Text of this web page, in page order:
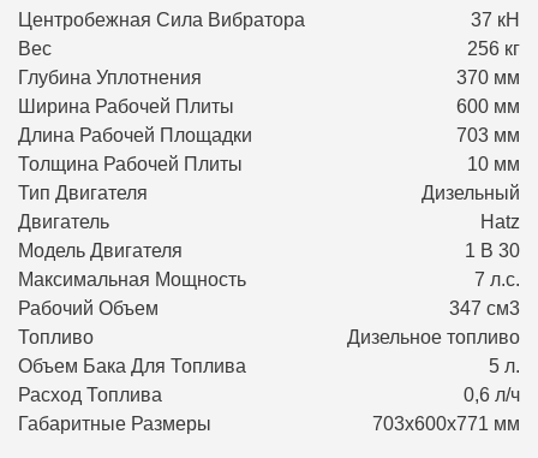
Центробежная Сила Вибратора
37 кН
Вес
256 кг
Глубина Уплотнения
370 мм
Ширина Рабочей Плиты
600 мм
Длина Рабочей Площадки
703 мм
Толщина Рабочей Плиты
10 мм
Тип Двигателя
Дизельный
Двигатель
Hatz
Модель Двигателя
1 В 30
Максимальная Мощность
7 л.с.
Рабочий Объем
347 см3
Топливо
Дизельное топливо
Объем Бака Для Топлива
5 л.
Расход Топлива
0,6 л/ч
Габаритные Размеры
703х600х771 мм